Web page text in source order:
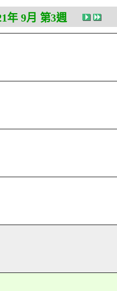
年 9月 第3週